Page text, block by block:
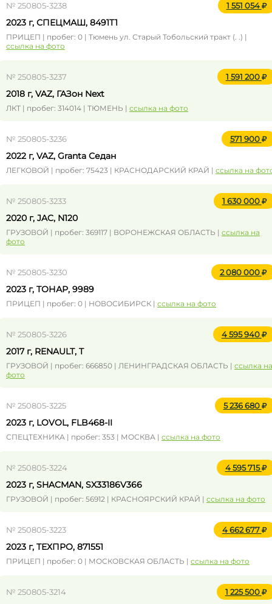
№ 250805-3238 1 551 054
2023 г, СПЕЦМАШ, 8491T1
ПРИЦЕП | пробег: 0 | Тюмень ул. Старый Тобольский тракт (. .) |
ссылка на фото
№ 250805-3237 1 591 200
2018 г, VAZ, ГАЗон Next
ЛКТ | пробег: 314014 | ТЮМЕНЬ | ссылка на фото
№ 250805-3236 571 900
2022 г, VAZ, Granta Седан
ЛЕГКОВОЙ | пробег: 75423 | КРАСНОДАРСКИЙ КРАЙ | ссылка на
№ 250805-3233 1 630 000
2020 г, JAC, N120
ГРУЗОВОЙ | пробег: 369117 | ВОРОНЕЖСКАЯ ОБЛАСТЬ | ссылка на
фото
№ 250805-3230 2 080 000
2023 г, ТОНАР, 9989
ПРИЦЕП | пробег: 0 | НОВОСИБИРСК | ссылка на фото
№ 250805-3226 4 595 940
2017 г, RENAULT, T
ГРУЗОВОЙ | пробег: 666850 | ЛЕНИНГРАДСКАЯ ОБЛАСТЬ | ссылка на
фото
№ 250805-3225 5 236 680
2023 г, LOVOL, FLB468-II
СПЕЦТЕХНИКА | пробег: 353 | МОСКВА | ссылка на фото
№ 250805-3224 4 595 715
2023 г, SHACMAN, SX33186V366
ГРУЗОВОЙ | пробег: 56912 | КРАСНОЯРСКИЙ КРАЙ | ссылка на фото
№ 250805-3223 4 662 677
2023 г, ТЕХПРО, 871551
ПРИЦЕП | пробег: 0 | МОСКОВСКАЯ ОБЛАСТЬ | ссылка на фото
№ 250805-3214 1 225 500